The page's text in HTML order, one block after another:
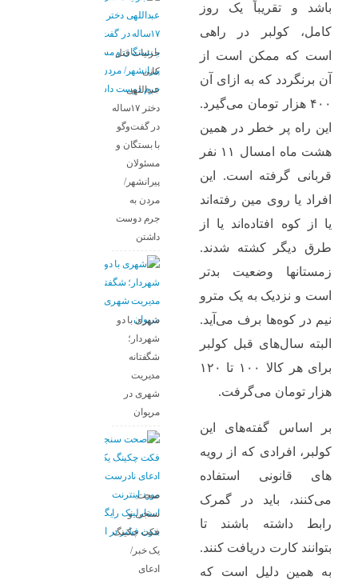
باشد و تقریباً یک روز
کامل، کولبر در راهی
است که ممکن است از
آن برنگردد که به ازای آن
۴۰۰ هزار تومان می‌گیرد.
این راه پر خطر در همین
هشت ماه امسال ۱۱ نفر
قربانی گرفته است. این
افراد یا روی مین رفته‌اند
یا از کوه افتاده‌اند یا از
طرق دیگر کشته شدند.
زمستانها وضعیت بدتر
است و نزدیک به یک مترو
نیم در کوه‌ها برف می‌آید.
البته سال‌های قبل کولبر
برای هر کالا ۱۰۰ تا ۱۲۰
هزار تومان می‌گرفت.
بر اساس گفته‌های این
کولبر، افرادی که از رویه
های قانونی استفاده
می‌کنند، باید در گمرک
رابط داشته باشند تا
بتوانند کارت دریافت کنند.
به همین دلیل است که
جزئیات قتل
کانی
عبداللهی
دختر ۱۷ساله
در گفت‌وگو
با بستگان و
مسئولان
پیرانشهر/
مردن به
جرم دوست
داشتن
شهری با دو
شهردار؛
شگفتانه
مدیریت
شهری در
مریوان
صحت
سنجی و
فکت چکینگ
یک خبر/
ادعای